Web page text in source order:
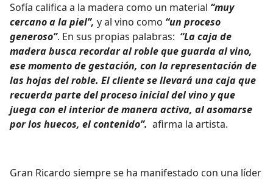
Sofía califica a la madera como un material “muy
cercano a la piel”, y al vino como “un proceso
generoso”. En sus propias palabras: “La caja de
madera busca recordar al roble que guarda al vino,
ese momento de gestación, con la representación de
las hojas del roble. El cliente se llevará una caja que
recuerda parte del proceso inicial del vino y que
juega con el interior de manera activa, al asomarse
por los huecos, el contenido”. afirma la artista.
Gran Ricardo siempre se ha manifestado con una líder